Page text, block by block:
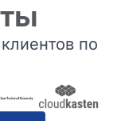
по